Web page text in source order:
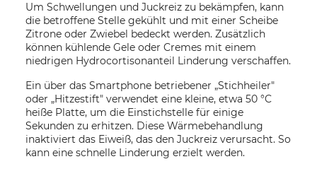
Um Schwellungen und Juckreiz zu bekämpfen, kann
die betroffene Stelle gekühlt und mit einer Scheibe
Zitrone oder Zwiebel bedeckt werden. Zusätzlich
können kühlende Gele oder Cremes mit einem
niedrigen Hydrocortisonanteil Linderung verschaffen.
Ein über das Smartphone betriebener „Stichheiler"
oder „Hitzestift" verwendet eine kleine, etwa 50 °C
heiße Platte, um die Einstichstelle für einige
Sekunden zu erhitzen. Diese Wärmebehandlung
inaktiviert das Eiweiß, das den Juckreiz verursacht. So
kann eine schnelle Linderung erzielt werden.